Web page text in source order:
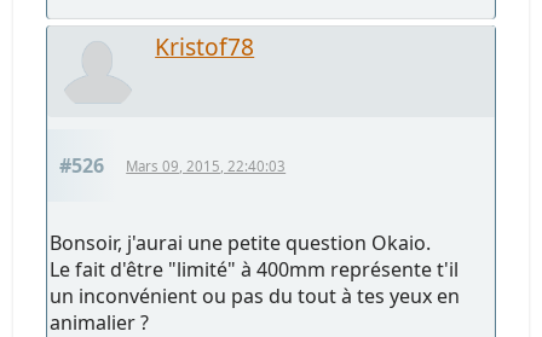
Kristof78
#526 Mars 09, 2015, 22:40:03
Bonsoir, j'aurai une petite question Okaio.
Le fait d'être "limité" à 400mm représente t'il
un inconvénient ou pas du tout à tes yeux en
animalier ?